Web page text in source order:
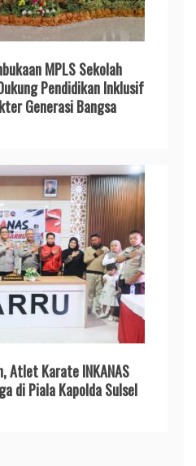
MPLS Sekolah
Pendidikan Inklusif
Generasi Bangsa
Atlet Karate INKANAS
di Piala Kapolda Sulsel